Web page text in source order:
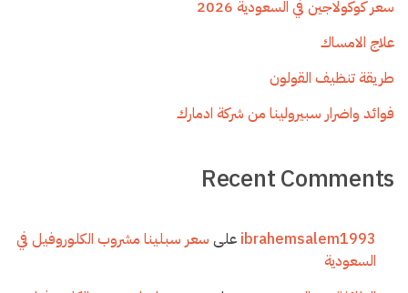
سعر كوكولاجين في السعودية 2026
علاج الامساك
طريقة تنظيف القولون
فوائد واضرار سبيرولينا من شركة ادمارك
Recent Comments
ibrahemsalem1993 على سعر سبلينا مشروب الكلوروفيل في
السعودية